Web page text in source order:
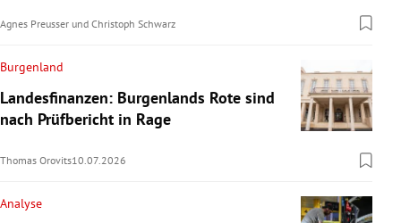
Agnes Preusser und Christoph Schwarz
Burgenland
Landesfinanzen: Burgenlands Rote sind
nach Prüfbericht in Rage
Thomas Orovits10.07.2026
Analyse